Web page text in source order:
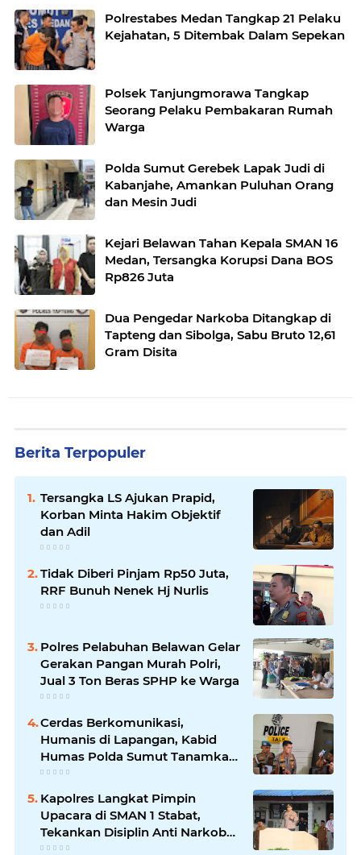
Polrestabes Medan Tangkap 21 Pelaku
Kejahatan, 5 Ditembak Dalam Sepekan
Polsek Tanjungmorawa Tangkap
Seorang Pelaku Pembakaran Rumah
Warga
Polda Sumut Gerebek Lapak Judi di
Kabanjahe, Amankan Puluhan Orang
dan Mesin Judi
Kejari Belawan Tahan Kepala SMAN 16
Medan, Tersangka Korupsi Dana BOS
Rp826 Juta
Dua Pengedar Narkoba Ditangkap di
Tapteng dan Sibolga, Sabu Bruto 12,61
Gram Disita
Berita Terpopuler
Tersangka LS Ajukan Prapid,
Korban Minta Hakim Objektif
dan Adil
Tidak Diberi Pinjam Rp50 Juta,
RRF Bunuh Nenek Hj Nurlis
Polres Pelabuhan Belawan Gelar
Gerakan Pangan Murah Polri,
Jual 3 Ton Beras SPHP ke Warga
Cerdas Berkomunikasi,
Humanis di Lapangan, Kabid
Humas Polda Sumut Tanamkan
Nilai Kehumasan pada Siswa
SPN Hinai
Kapolres Langkat Pimpin
Upacara di SMAN 1 Stabat,
Tekankan Disiplin Anti Narkoba
dan Bijak Bermedsos